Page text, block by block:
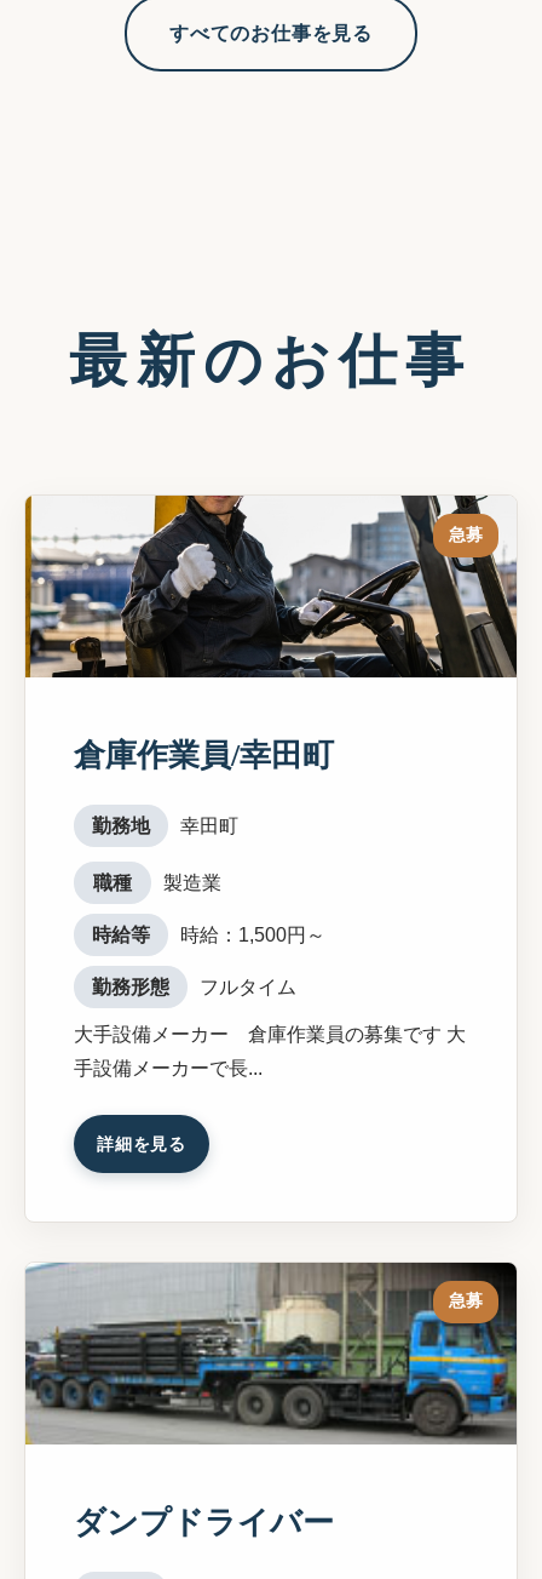
すべてのお仕事を見る
最新のお仕事
急募
倉庫作業員/幸田町
勤務地 幸田町
職種 製造業
時給等 時給：1,500円～
勤務形態 フルタイム
大手設備メーカー 倉庫作業員の募集です 大
手設備メーカーで長...
詳細を見る
急募
ダンプドライバー